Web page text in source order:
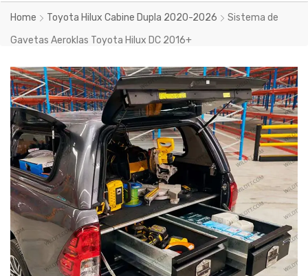
Home Toyota Hilux Cabine Dupla 2020-2026
Sistema de
Gavetas Aeroklas Toyota Hilux DC 2016+